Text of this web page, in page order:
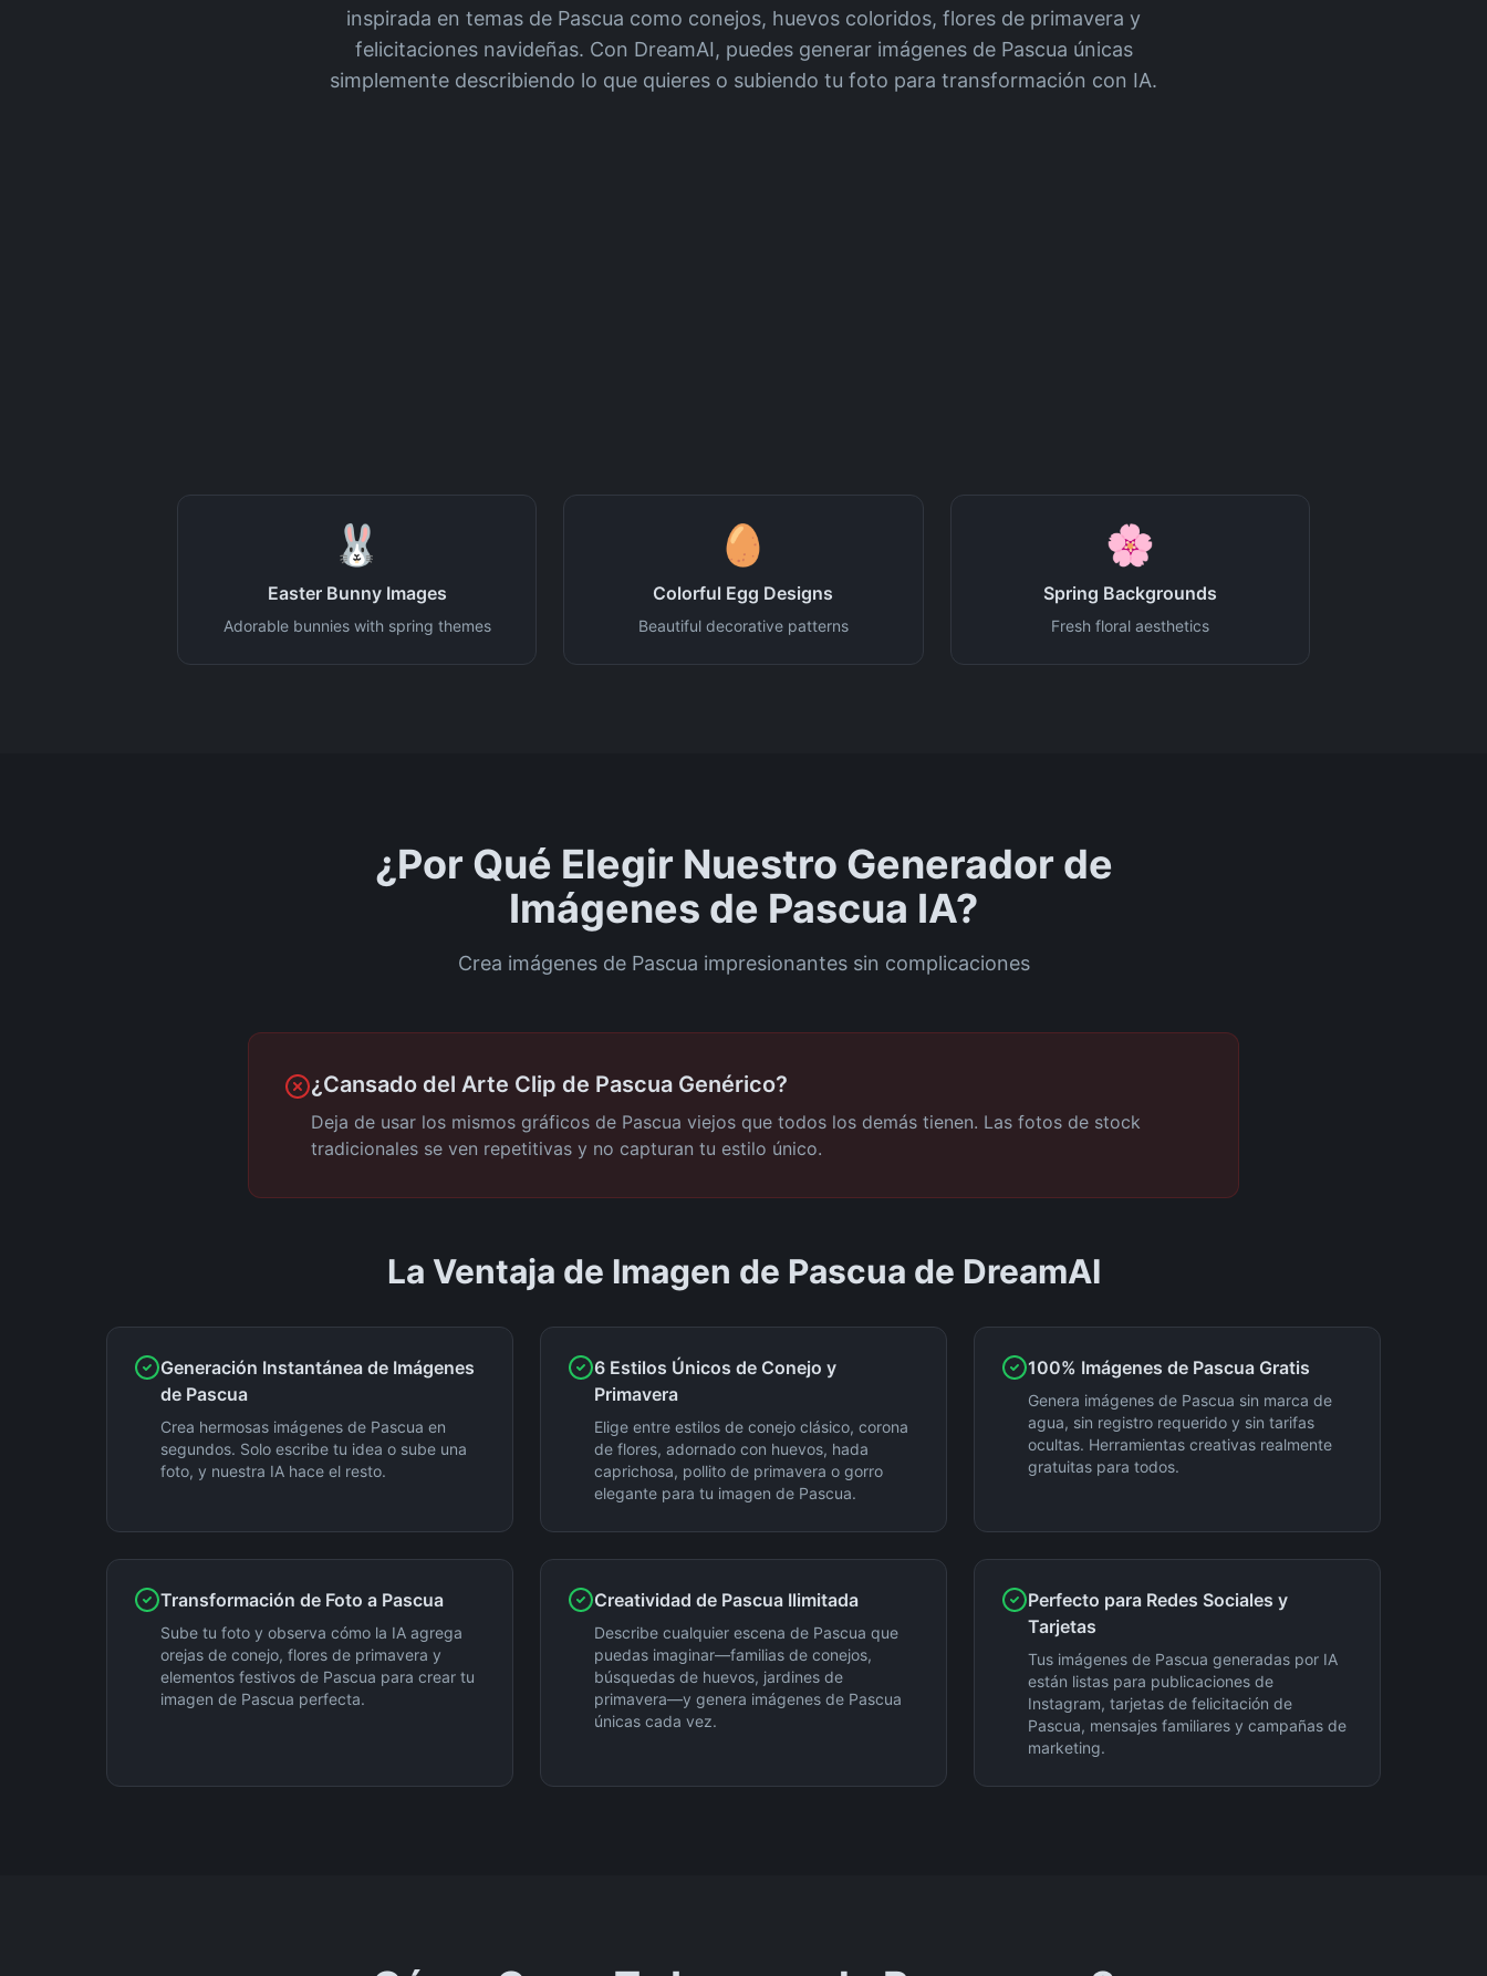
inspirada en temas de Pascua como conejos, huevos coloridos, flores de primavera y
felicitaciones navideñas. Con DreamAI, puedes generar imágenes de Pascua únicas
simplemente describiendo lo que quieres o subiendo tu foto para transformación con IA.
🐰
Easter Bunny Images
Adorable bunnies with spring themes
🥚
Colorful Egg Designs
Beautiful decorative patterns
🌸
Spring Backgrounds
Fresh floral aesthetics
¿Por Qué Elegir Nuestro Generador de
Imágenes de Pascua IA?
Crea imágenes de Pascua impresionantes sin complicaciones
¿Cansado del Arte Clip de Pascua Genérico?
Deja de usar los mismos gráficos de Pascua viejos que todos los demás tienen. Las fotos de stock
tradicionales se ven repetitivas y no capturan tu estilo único.
La Ventaja de Imagen de Pascua de DreamAI
Generación Instantánea de Imágenes
de Pascua
Crea hermosas imágenes de Pascua en
segundos. Solo escribe tu idea o sube una
foto, y nuestra IA hace el resto.
6 Estilos Únicos de Conejo y
Primavera
Elige entre estilos de conejo clásico, corona
de flores, adornado con huevos, hada
caprichosa, pollito de primavera o gorro
elegante para tu imagen de Pascua.
100% Imágenes de Pascua Gratis
Genera imágenes de Pascua sin marca de
agua, sin registro requerido y sin tarifas
ocultas. Herramientas creativas realmente
gratuitas para todos.
Transformación de Foto a Pascua
Sube tu foto y observa cómo la IA agrega
orejas de conejo, flores de primavera y
elementos festivos de Pascua para crear tu
imagen de Pascua perfecta.
Creatividad de Pascua Ilimitada
Describe cualquier escena de Pascua que
puedas imaginar—familias de conejos,
búsquedas de huevos, jardines de
primavera—y genera imágenes de Pascua
únicas cada vez.
Perfecto para Redes Sociales y
Tarjetas
Tus imágenes de Pascua generadas por IA
están listas para publicaciones de
Instagram, tarjetas de felicitación de
Pascua, mensajes familiares y campañas de
marketing.